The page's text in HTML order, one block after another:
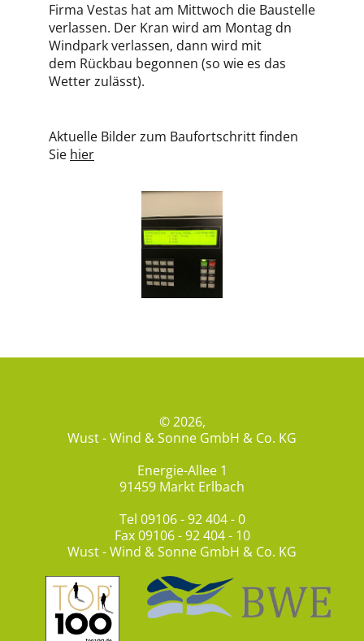
Firma Vestas hat am Mittwoch die Baustelle
verlassen. Der Kran wird am Montag dn
Windpark verlassen, dann wird mit
dem Rückbau begonnen (so wie es das
Wetter zulässt).
Aktuelle Bilder zum Baufortschritt finden
Sie hier
© 2026,
Wust - Wind & Sonne GmbH & Co. KG
Energie-Allee 1
91459 Markt Erlbach
Tel 09106 - 92 404 - 0
Fax 09106 - 92 404 - 10
Wust - Wind & Sonne GmbH & Co. KG